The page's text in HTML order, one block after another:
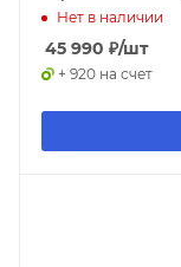
Нет в наличии
45 990 ₽/шт
+ 920 на счет